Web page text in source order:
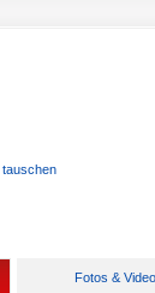
Fotos &